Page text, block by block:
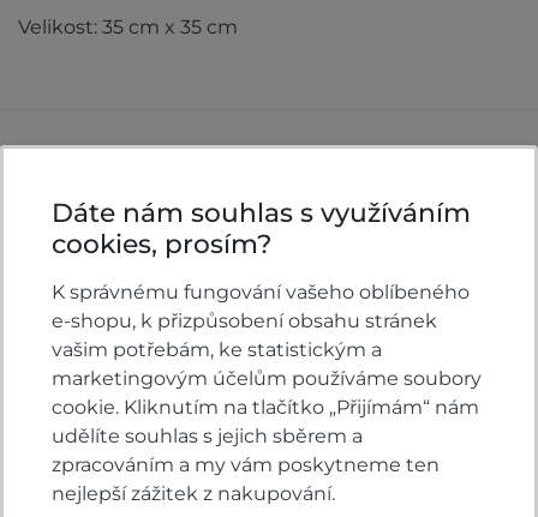
Velikost: 35 cm x 35 cm
Máte otázky k produktu: Technická utěrka z
mikrovlákna UNPASS 35x35?
Zeptejte se.
ZEPTAT SE V DISKUSI
Hodnocení produktu
Dáte nám souhlas s využíváním
cookies, prosím?
K správnému fungování vašeho oblíbeného
e-shopu, k přizpůsobení obsahu stránek
vašim potřebám, ke statistickým a
marketingovým účelům používáme soubory
cookie. Kliknutím na tlačítko „Přijímám“ nám
udělíte souhlas s jejich sběrem a
zpracováním a my vám poskytneme ten
nejlepší zážitek z nakupování.